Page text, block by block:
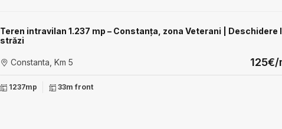
Teren intravilan 1.237 mp – Constanța, zona Veterani | Deschidere
străzi
Constanta, Km 5 125€/
1237mp 33m front